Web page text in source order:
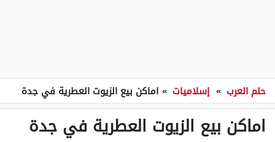
حلم العرب » إسلاميات » اماكن بيع الزيوت العطرية في جدة
اماكن بيع الزيوت العطرية في جدة